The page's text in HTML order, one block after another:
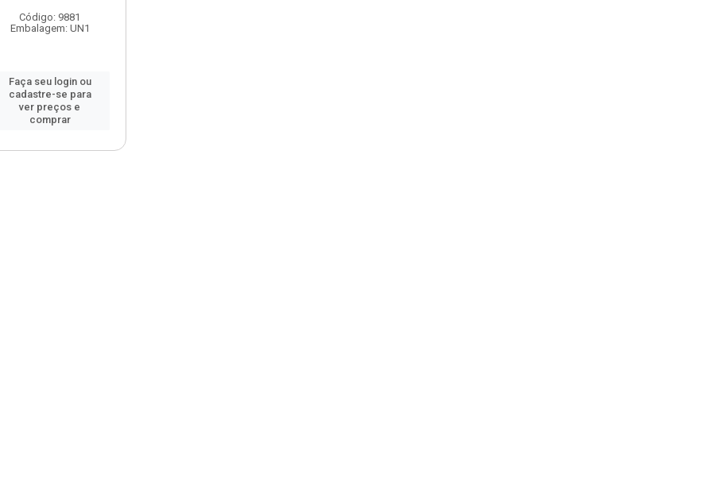
Código: 9881
Embalagem: UN1
Faça seu login ou
cadastre-se para
ver preços e
comprar